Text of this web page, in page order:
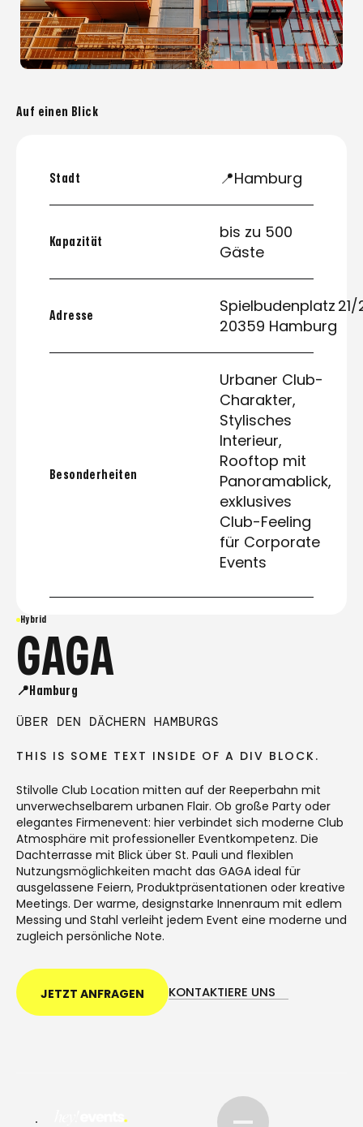
Auf einen Blick
Stadt 📍Hamburg
Kapazität
bis zu 500
Gäste
Adresse
Spielbudenplatz 21/
20359 Hamburg
Besonderheiten
Urbaner Club-
Charakter,
Stylisches
Interieur,
Rooftop mit
Panoramablick,
exklusives
Club-Feeling
für Corporate
Events
Hybrid
GAGA
📍Hamburg
ÜBER DEN DÄCHERN HAMBURGS
THIS IS SOME TEXT INSIDE OF A DIV BLOCK.
Stilvolle Club Location mitten auf der Reeperbahn mit
unverwechselbarem urbanen Flair. Ob große Party oder
elegantes Firmenevent: hier verbindet sich moderne Club
Atmosphäre mit professioneller Eventkompetenz. Die
Dachterrasse mit Blick über St. Pauli und flexiblen
Nutzungsmöglichkeiten macht das GAGA ideal für
ausgelassene Feiern, Produktpräsentationen oder kreative
Meetings. Der warme, designstarke Innenraum mit edlem
Messing und Stahl verleiht jedem Event eine moderne und
zugleich persönliche Note.
JETZT ANFRAGEN KONTAKTIERE UNS
KONTAKTIERE UNS